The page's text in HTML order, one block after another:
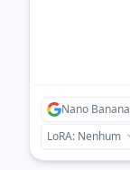
Nano Banana
LoRA: Nenhum